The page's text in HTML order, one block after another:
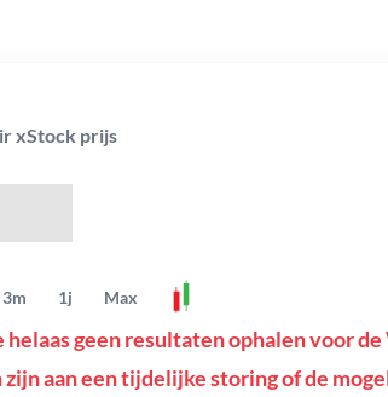
xStock prijs
3m 1j Max
geen resultaten ophalen voor
aan een tijdelijke storing of de